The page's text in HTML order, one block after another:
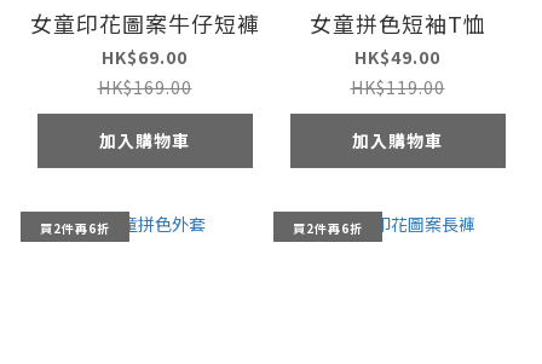
女童印花圖案牛仔短褲
HK$69.00
HK$169.00
加入購物車
女童拼色短袖T恤
HK$49.00
HK$119.00
加入購物車
買2件再6折 買2件再6折